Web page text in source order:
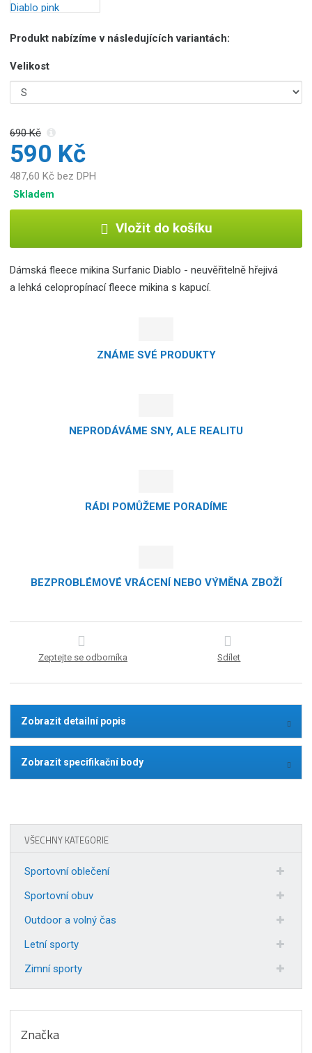
Produkt nabízíme v následujících variantách:
Velikost
690 Kč
590 Kč
487,60 Kč bez DPH
Skladem
Vložit do košíku
Dámská fleece mikina Surfanic Diablo - neuvěřitelně hřejivá
a lehká celopropínací fleece mikina s kapucí.
ZNÁME SVÉ PRODUKTY
NEPRODÁVÁME SNY, ALE REALITU
RÁDI POMŮŽEME PORADÍME
BEZPROBLÉMOVÉ VRÁCENÍ NEBO VÝMĚNA ZBOŽÍ
Zeptejte se odborníka Sdílet
Zobrazit detailní popis
Zobrazit specifikační body
VŠECHNY KATEGORIE
Sportovní oblečení
Sportovní obuv
Outdoor a volný čas
Letní sporty
Zimní sporty
Značka